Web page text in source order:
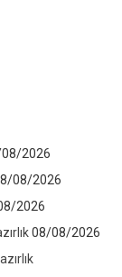
2026
08/2026
2026
08/08/2026